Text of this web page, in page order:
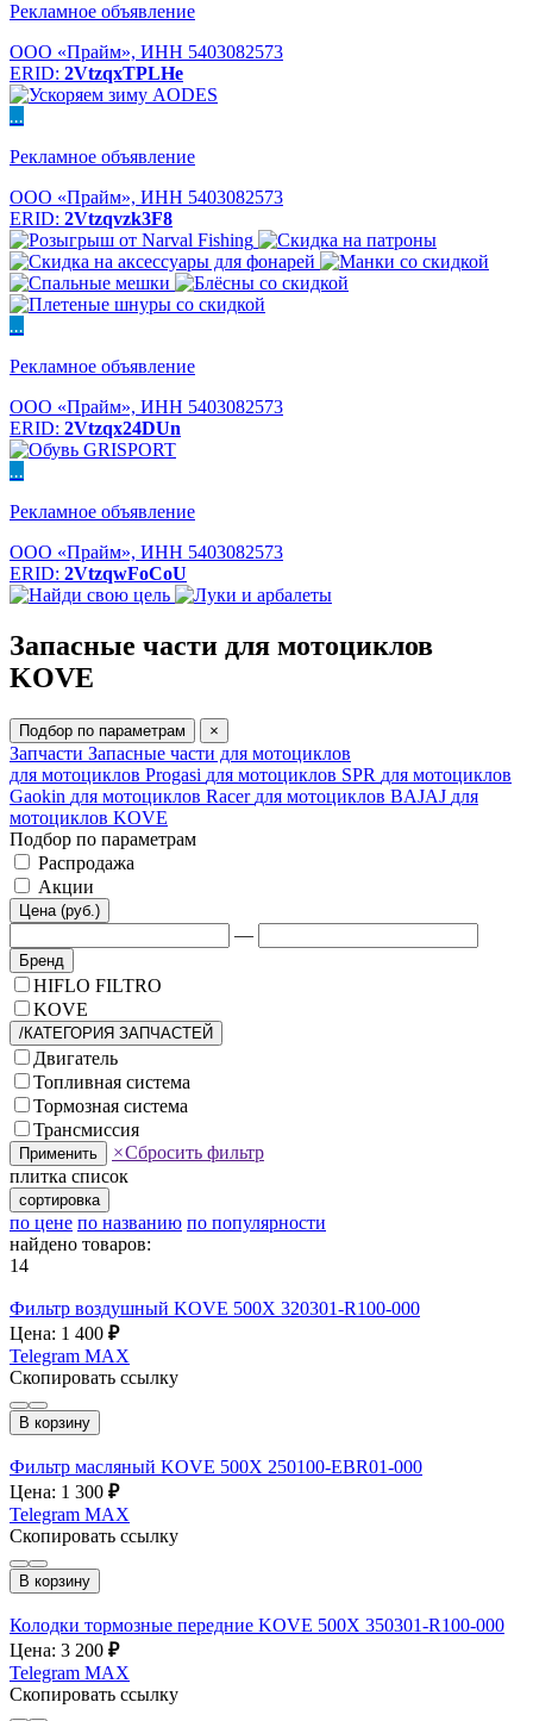
Рекламное объявление
ООО «Прайм», ИНН 5403082573
ERID: 2VtzqxTPLHe
...
Рекламное объявление
ООО «Прайм», ИНН 5403082573
ERID: 2Vtzqvzk3F8
...
Рекламное объявление
ООО «Прайм», ИНН 5403082573
ERID: 2Vtzqx24DUn
...
Рекламное объявление
ООО «Прайм», ИНН 5403082573
ERID: 2VtzqwFoCoU
Запасные части для мотоциклов
KOVE
Подбор по параметрам ×
Запчасти Запасные части для мотоциклов
для мотоциклов Progasi для мотоциклов SPR для мотоциклов
Gaokin для мотоциклов Racer для мотоциклов BAJAJ для
мотоциклов KOVE
Подбор по параметрам
Распродажа
Акции
Цена (руб.)
—
Бренд
HIFLO FILTRO
KOVE
/КАТЕГОРИЯ ЗАПЧАСТЕЙ
Двигатель
Топливная система
Тормозная система
Трансмиссия
Применить ×Сбросить фильтр
плитка список
сортировка
по цене по названию по популярности
найдено товаров:
14
Фильтр воздушный KOVE 500X 320301-R100-000
Цена: 1 400 ₽
Telegram MAX
Скопировать ссылку
В корзину
Фильтр масляный KOVE 500X 250100-EBR01-000
Цена: 1 300 ₽
Telegram MAX
Скопировать ссылку
В корзину
Колодки тормозные передние KOVE 500X 350301-R100-000
Цена: 3 200 ₽
Telegram MAX
Скопировать ссылку